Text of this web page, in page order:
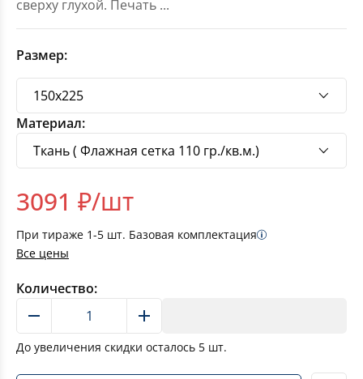
сверху глухой. Печать ...
Размер:
Материал:
3091 ₽/шт
При тираже 1-5 шт. Базовая комплектация
Все цены
Количество:
До увеличения скидки осталось 5 шт.